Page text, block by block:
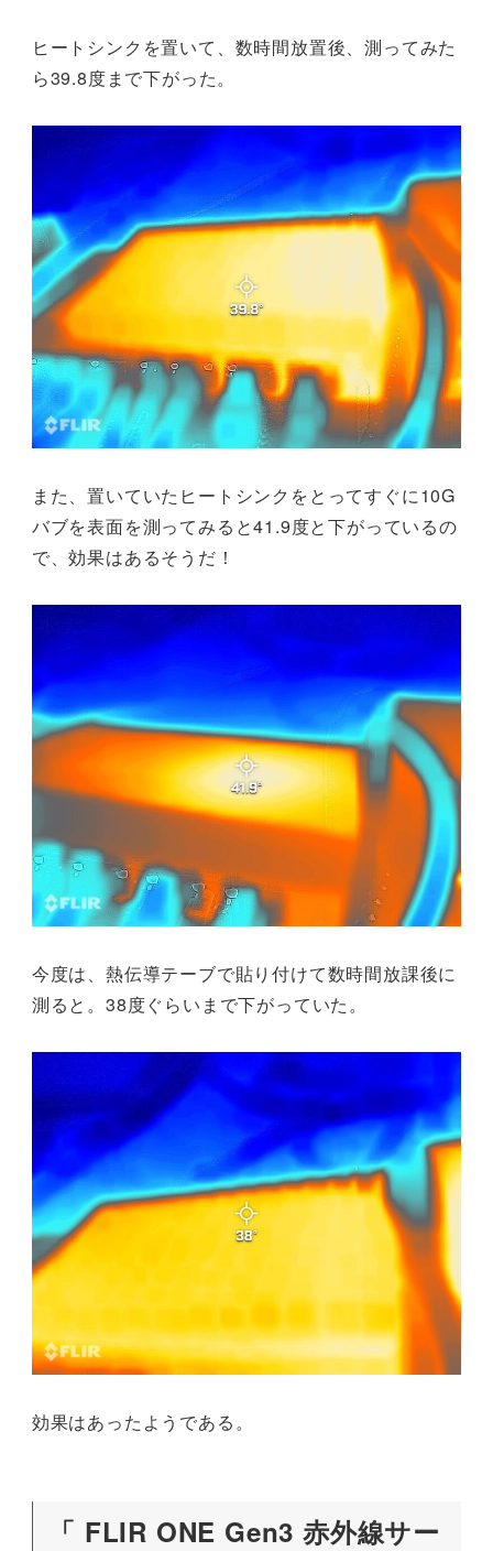
ヒートシンクを置いて、数時間放置後、測ってみた
ら39.8度まで下がった。
また、置いていたヒートシンクをとってすぐに10G
バブを表面を測ってみると41.9度と下がっているの
で、効果はあるそうだ！
今度は、熱伝導テーブで貼り付けて数時間放課後に
測ると。38度ぐらいまで下がっていた。
効果はあったようである。
「 FLIR ONE Gen3 赤外線サー